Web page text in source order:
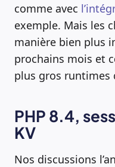
comme avec
exemple. Mais les
manière bien plus
prochains mois et
plus gros runtimes
PHP 8.4,
KV
Nos discussions